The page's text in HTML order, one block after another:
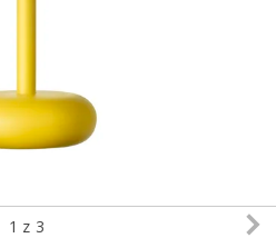
1 z 3